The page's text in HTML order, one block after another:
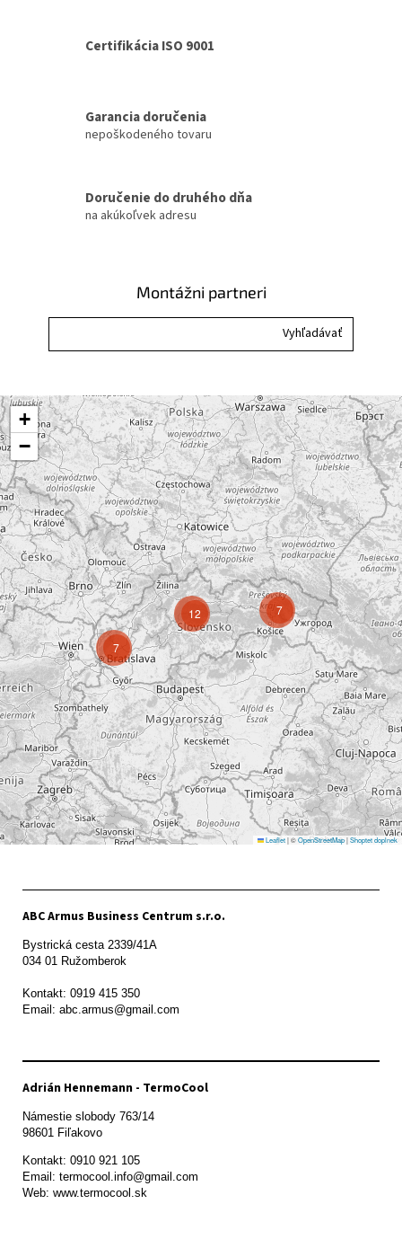
c
i
v
k
ý
n
Certifikácia ISO 9001
Garancia doručenia
nepoškodeného tovaru
Doručenie do druhého dňa
na akúkoľvek adresu
Montážni partneri
7
7
12
+
−
Leaflet|©OpenStreetMap|Shoptet doplnek
ABC Armus Business Centrum s.r.o.
Bystrická cesta 2339/41A
034 01 Ružomberok
Kontakt: 0919 415 350
Adrián Hennemann - TermoCool
Námestie slobody 763/14
98601 Fiľakovo
Kontakt: 0910 921 105
Email: termocool.info@gmail.com
Web: www.termocool.sk